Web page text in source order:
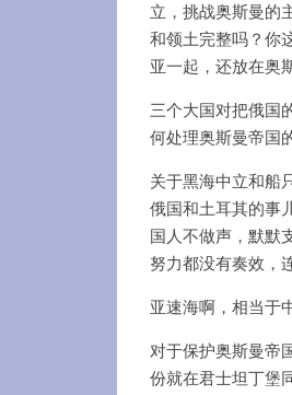
立，挑战奥斯曼的
和领土完整吗？你
亚一起，还放在奥
三个大国对把俄国
何处理奥斯曼帝国
关于黑海中立和船
俄国和土耳其的事
国人不做声，默默
努力都没有奏效，
亚速海啊，相当
对于保护奥斯曼帝
份就在君士坦丁堡